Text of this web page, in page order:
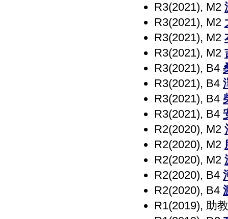
R3(2021), M2
R3(2021), M2
R3(2021), M2
R3(2021), M2
R3(2021), B4
R3(2021), B4
R3(2021), B4
R3(2021), B4
R2(2020), M2
R2(2020), M2
R2(2020), M2
R2(2020), B4
R2(2020), B4
R1(2019), 助